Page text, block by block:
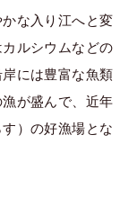
な入り江へと変
ルシウムなどの
には豊富な魚類
が盛んで、近年
）の好漁場とな